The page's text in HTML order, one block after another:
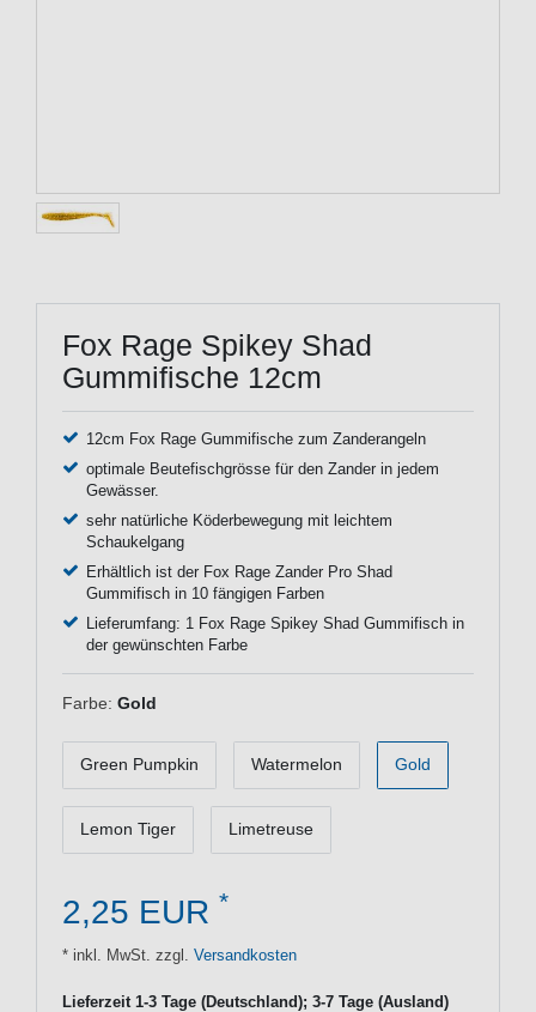
Fox Rage Spikey Shad
Gummifische 12cm
12cm Fox Rage Gummifische zum Zanderangeln
optimale Beutefischgrösse für den Zander in jedem
Gewässer.
sehr natürliche Köderbewegung mit leichtem
Schaukelgang
Erhältlich ist der Fox Rage Zander Pro Shad
Gummifisch in 10 fängigen Farben
Lieferumfang: 1 Fox Rage Spikey Shad Gummifisch in
der gewünschten Farbe
Farbe: Gold
Green Pumpkin Watermelon Gold
Lemon Tiger Limetreuse
2,25 EUR *
* inkl. MwSt. zzgl. Versandkosten
Lieferzeit 1-3 Tage (Deutschland); 3-7 Tage (Ausland)